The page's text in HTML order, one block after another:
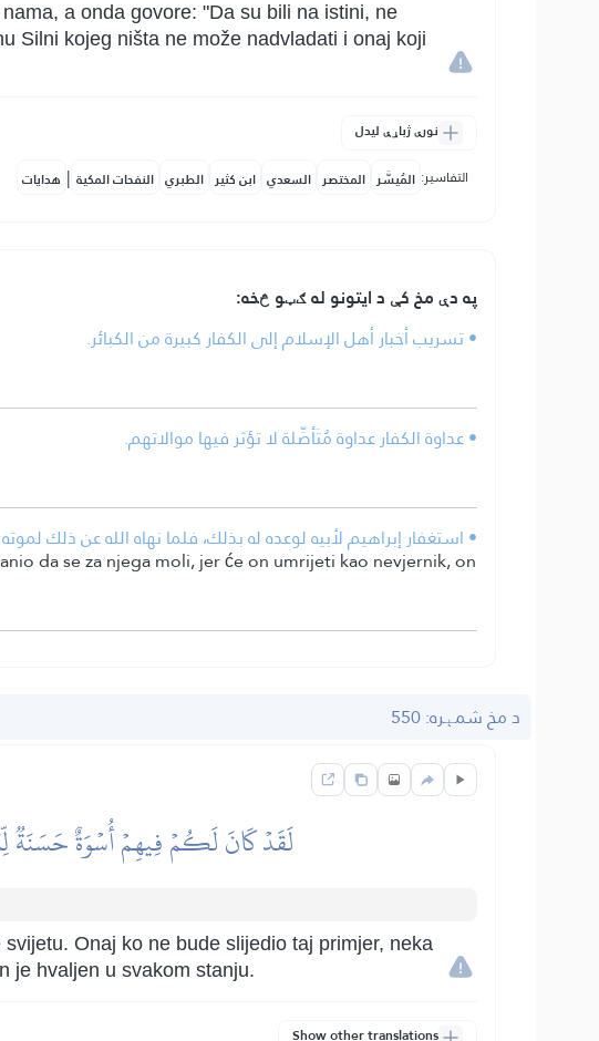
a onda govore: "Da su bili na istini, ne
Silni kojeg ništa ne može nadvladati i onaj koji
نورې ژباړې لیدل
التفاسير: المُيسَّر المختصر السعدي ابن كثير الطبري النفحات المكية | هدايات
په دې مخ کې د ایتونو له ګټو څخه:
• تسريب أخبار أهل الإسلام إلى الكفار كبيرة من الكبائر.
• عداوة الكفار عداوة مُتَأصِّلة لا تؤثر فيها موالاتهم.
• استغفار إبراهيم لأبيه لوعده له بذلك، فلما نهاه الله عن ذلك
da se za njega moli, jer će on umrijeti kao nevjernik, on
د مخ شمېره: 550
لَقَدۡ كَانَ لَكُمۡ فِيهِمۡ أُسۡوَةٌ حَسَنَةٞ
Onaj ko ne bude slijedio taj primjer, neka
je hvaljen u svakom stanju.
Show other translations